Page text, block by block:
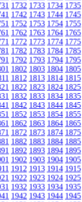
1732 1733 1734 1735
1742 1743 1744 1745
1752 1753 1754 1755
1762 1763 1764 1765
1772 1773 1774 1775
1782 1783 1784 1785
1792 1793 1794 1795
1802 1803 1804 1805
1812 1813 1814 1815
1822 1823 1824 1825
1832 1833 1834 1835
1842 1843 1844 1845
1852 1853 1854 1855
1862 1863 1864 1865
1872 1873 1874 1875
1882 1883 1884 1885
1892 1893 1894 1895
1902 1903 1904 1905
1912 1913 1914 1915
1922 1923 1924 1925
1932 1933 1934 1935
1942 1943 1944 1945